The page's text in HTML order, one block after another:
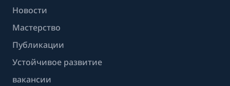
Новости
Мастерство
Публикации
Устойчивое развитие
вакансии